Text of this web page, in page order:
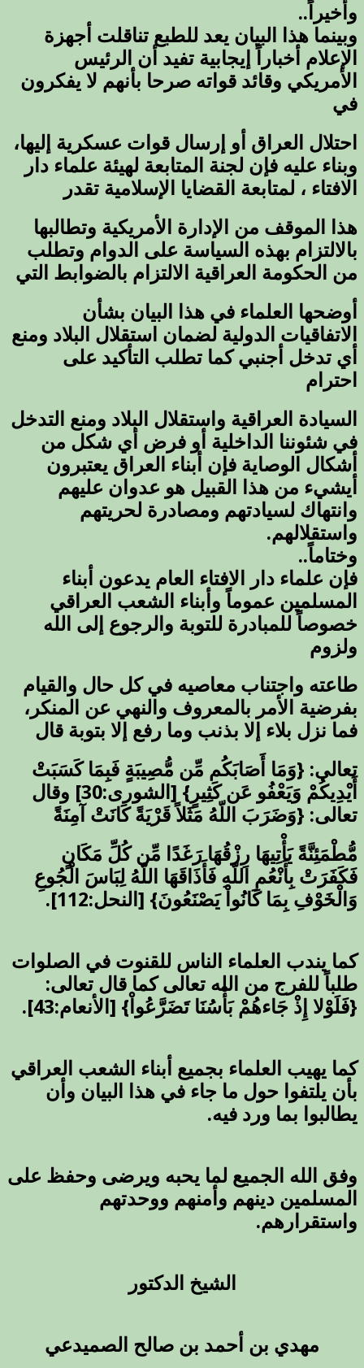
وأخيراً..
وبينما هذا البيان يعد للطبع تناقلت أجهزة
الإعلام أخباراً إيجابية تفيد أن الرئيس
الأمريكي وقائد قواته صرحا بأنهم لا يفكرون
في
احتلال العراق أو إرسال قوات عسكرية إليها،
وبناء عليه فإن لجنة المتابعة لهيئة علماء دار
الافتاء ، لمتابعة القضايا الإسلامية تقدر
هذا الموقف من الإدارة الأمريكية وتطالبها
بالالتزام بهذه السياسة على الدوام وتطلب
من الحكومة العراقية الالتزام بالضوابط التي
أوضحها العلماء في هذا البيان بشأن
الاتفاقيات الدولية لضمان استقلال البلاد ومنع
أي تدخل أجنبي كما تطلب التأكيد على
احترام
السيادة العراقية واستقلال البلاد ومنع التدخل
في شئوننا الداخلية أو فرض أي شكل من
أشكال الوصاية فإن أبناء العراق يعتبرون
أيشيء من هذا القبيل هو عدوان عليهم
وانتهاك لسيادتهم ومصادرة لحريتهم
واستقلالهم.
وختاماً..
فإن علماء دار الافتاء العام يدعون أبناء
المسلمين عموماً وأبناء الشعب العراقي
خصوصاً للمبادرة للتوبة والرجوع إلى الله
ولزوم
طاعته واجتناب معاصيه في كل حال والقيام
بفرضية الأمر بالمعروف والنهي عن المنكر،
فما نزل بلاء إلا بذنب وما رفع إلا بتوبة قال
تعالى: {وَمَا أَصَابَكُم مِّن مُّصِيبَةٍ فَبِمَا كَسَبَتْ
أَيْدِيكُمْ وَيَعْفُو عَن كَثِيرٍ} [الشورى:30] وقال
تعالى: {وَضَرَبَ اللّهُ مَثَلاً قَرْيَةً كَانَتْ آمِنَةً
مُّطْمَئِنَّةً يَأْتِيهَا رِزْقُهَا رَغَدًا مِّن كُلِّ مَكَانٍ
فَكَفَرَتْ بِأَنْعُمِ اللّهِ فَأَذَاقَهَا اللّهُ لِبَاسَ الْجُوعِ
وَالْخَوْفِ بِمَا كَانُواْ يَصْنَعُونَ} [النحل:112].
كما يندب العلماء الناس للقنوت في الصلوات
طلباً للفرج من الله تعالى كما قال تعالى:
{فَلَوْلا إِذْ جَاءهُمْ بَأْسُنَا تَضَرَّعُواْ} [الأنعام:43].
كما يهيب العلماء بجميع أبناء الشعب العراقي
بأن يلتفوا حول ما جاء في هذا البيان وأن
يطالبوا بما ورد فيه.
وفق الله الجميع لما يحبه ويرضى وحفظ على
المسلمين دينهم وأمنهم ووحدتهم
واستقرارهم.
الشيخ الدكتور
مهدي بن أحمد بن صالح الصميدعي